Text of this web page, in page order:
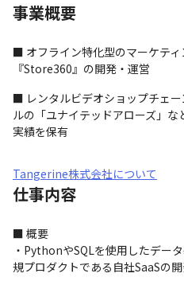
事業概要
■ オフライン特化型のマーケテ
『Store360』の開発・運営
■ レンタルビデオショップチェ
ルの「ユナイテッドアローズ」
実績を保有
Tangerine株式会社について
仕事内容
■ 概要
・PythonやSQLを使用したデー
規プロダクトである自社SaaSの